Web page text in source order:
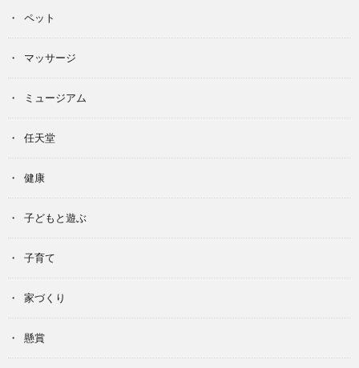
ペット
マッサージ
ミュージアム
任天堂
健康
子どもと遊ぶ
子育て
家づくり
懸賞